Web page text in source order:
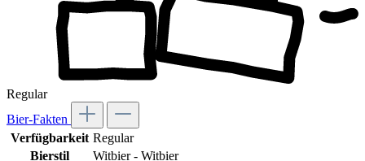
Regular
Bier-Fakten
Verfügbarkeit Regular
Bierstil
Witbier - Witbier